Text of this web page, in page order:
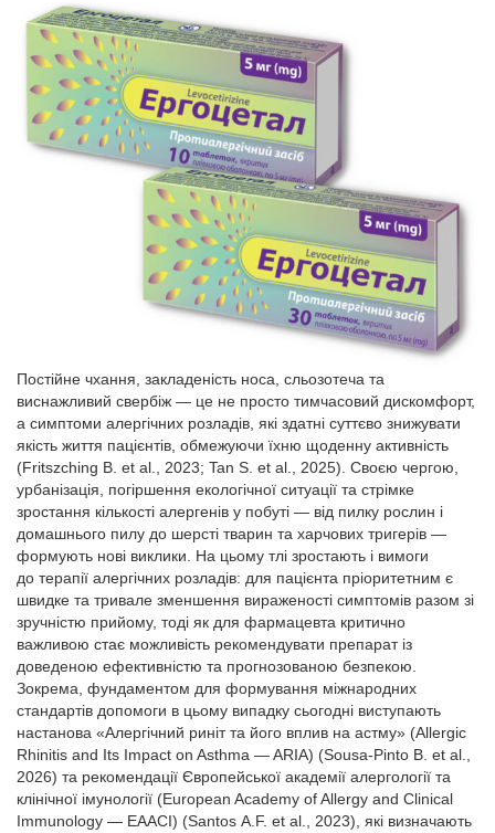
Постійне чхання, закладеність носа, сльозотеча та
виснажливий свербіж — це не просто тимчасовий дискомфорт,
а симптоми алергічних розладів, які здатні суттєво знижувати
якість життя пацієнтів, обмежуючи їхню щоденну активність
(Fritszching B. et al., 2023; Tan S. et al., 2025). Своєю чергою,
урбанізація, погіршення екологічної ситуації та стрімке
зростання кількості алергенів у побуті — від пилку рослин і
домашнього пилу до шерсті тварин та харчових тригерів —
формують нові виклики. На цьому тлі зростають і вимоги
до терапії алергічних розладів: для пацієнта пріоритетним є
швидке та тривале зменшення вираженості симптомів разом зі
зручністю прийому, тоді як для фармацевта критично
важливою стає можливість рекомендувати препарат із
доведеною ефективністю та прогнозованою безпекою.
Зокрема, фундаментом для формування міжнародних
стандартів допомоги в цьому випадку сьогодні виступають
настанова «Алергічний риніт та його вплив на астму» (Allergic
Rhinitis and Its Impact on Asthma — ARIA) (Sousa-Pinto B. et al.,
2026) та рекомендації Європейської академії алергології та
клінічної імунології (European Academy of Allergy and Clinical
Immunology — EAACI) (Santos A.F. et al., 2023), які визначають